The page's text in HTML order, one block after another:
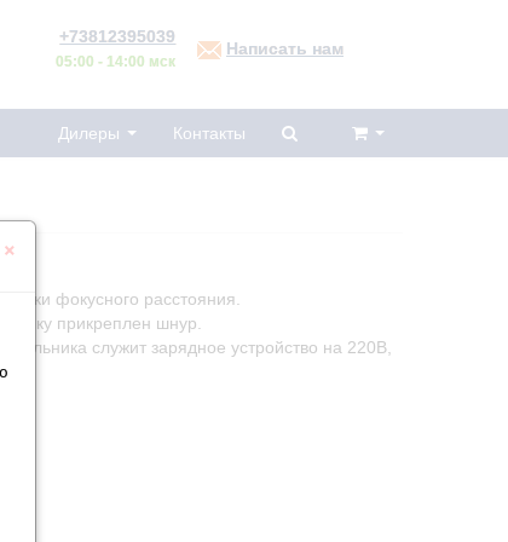
×
+73812395039
05:00 - 14:00 мск
Написать нам
Дилеры Контакты
фокусного расстояния.
прикреплен шнур.
служит зарядное устройство на 220В,